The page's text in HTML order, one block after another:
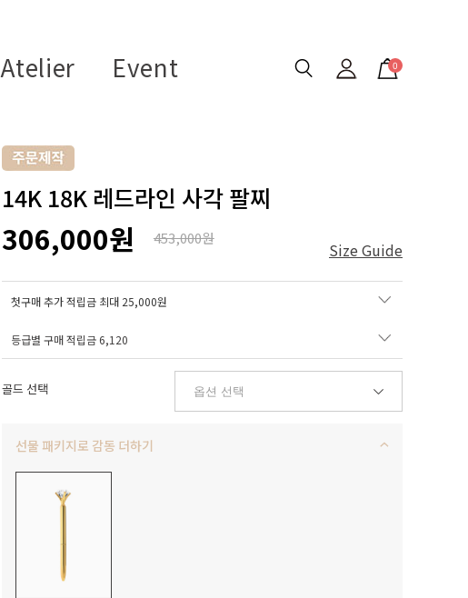
Atelier Event 0
14K 18K 레드라인 사각 팔찌
306,000원 453,000원
Size Guide
첫구매 추가 적립금 최대 25,000원
등급별 구매 적립금6,120
골드 선택
선물 패키지로 감동 더하기